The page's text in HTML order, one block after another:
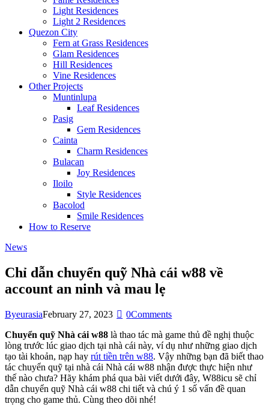
Light Residences
Light 2 Residences
Quezon City
Fern at Grass Residences
Glam Residences
Hill Residences
Vine Residences
Other Projects
Muntinlupa
Leaf Residences
Pasig
Gem Residences
Cainta
Charm Residences
Bulacan
Joy Residences
Iloilo
Style Residences
Bacolod
Smile Residences
How to Reserve
News
Chỉ dẫn chuyển quỹ Nhà cái w88 về
account an ninh và mau lẹ
ByeurasiaFebruary 27, 2023 0Comments
Chuyển quỹ Nhà cái w88 là thao tác mà game thủ đề nghị thuộc
lòng trước lúc giao dịch tại nhà cái này, ví dụ như những giao dịch
tạo tài khoản, nạp hay rút tiền trên w88. Vậy những bạn đã biết thao
tác chuyển quỹ tại nhà cái Nhà cái w88 nhận được thực hiện như
thế nào chưa? Hãy khám phá qua bài viết dưới đây, W88icu sẽ chỉ
dẫn chuyển quỹ Nhà cái w88 chi tiết và chú ý 1 số vấn đề quan
trọng cho game thủ. Cùng theo dõi nhé!